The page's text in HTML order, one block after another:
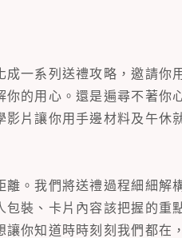
一系列送禮攻略，邀請你
的用心。還是遍尋不著你
片讓你用手邊材料及午休
。我們將送禮過程細細解
裝、卡片內容該把握的重
你知道時時刻刻我們都在